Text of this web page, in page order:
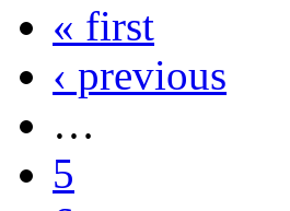
« first
‹ previous
…
5